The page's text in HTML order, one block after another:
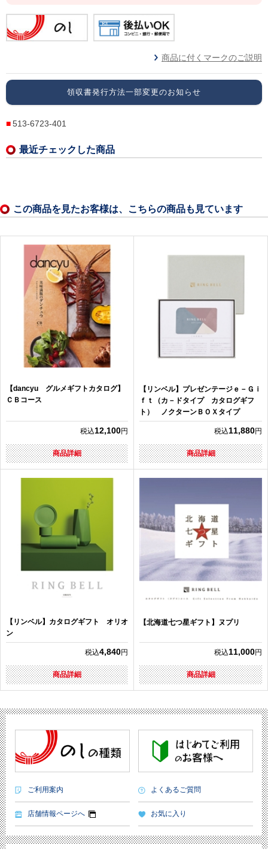
商品に付くマークのご説明
領収書発行方法一部変更のお知らせ
513-6723-401
最近チェックした商品
この商品を見たお客様は、こちらの商品も見ています
【dancyu グルメギフトカタログ】
ＣＢコース
税込12,100円
商品詳細
【リンベル】プレゼンテージｅ－Ｇｉ
ｆｔ（カ－ドタイプ カタログギフ
ト） ノクターンＢＯＸタイプ
税込11,880円
商品詳細
【リンベル】カタログギフト オリオ
ン
税込4,840円
商品詳細
【北海道七つ星ギフト】ヌプリ
税込11,000円
商品詳細
ご利用案内 よくあるご質問
店舗情報ページへ お気に入り